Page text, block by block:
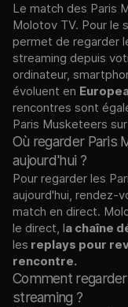
Le match des Paris
Molotov TV. Pour le
permet de regarder
streaming depuis
ordinateur,
évoluent en
rencontres sont
Paris Musketeers
Où regarder Paris
aujourd'hui ?
Pour regarder les
aujourd'hui, rendez-
match en direct.
le direct, la chaîne
les replays pour
rencontre.
Comment
streaming ?